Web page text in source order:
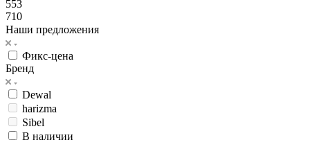
553
710
Наши предложения
Фикс-цена
Бренд
Dewal
harizma
Sibel
В наличии